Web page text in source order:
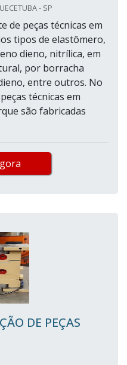
- SP
de peças técnicas em
tipos de elastômero,
dieno, nitrílica, em
por borracha
entre outros. No
técnicas em
são fabricadas
DE PEÇAS